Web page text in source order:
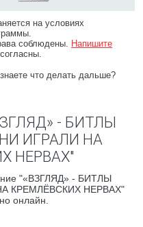
на условиях
соблюдены. Напишите
что делать дальше?
- БИТЛЫ
ИГРАЛИ НА
НЕРВАХ"
"«ВЗГЛЯД» - БИТЛЫ
КРЕМЛЁВСКИХ НЕРВАХ"
онлайн.